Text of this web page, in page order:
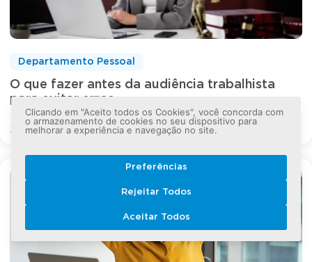
O que fazer antes da audiência trabalhista
para evitar erros
Departamento Pessoal
29 Jul 2026
Clicando em "Aceito todos os Cookies", você concorda com
o armazenamento de cookies no seu dispositivo para
melhorar a experiência e navegação no site.
Preferências
Rejeitar Todos
Aceitar Todos